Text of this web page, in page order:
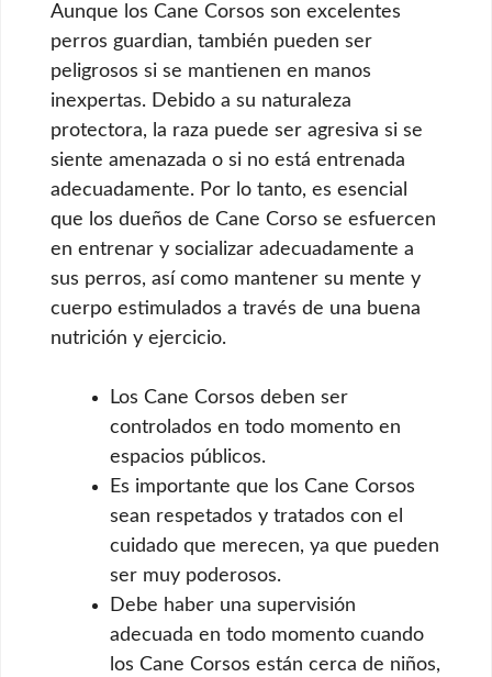
Aunque los Cane Corsos son excelentes
perros guardian, también pueden ser
peligrosos si se mantienen en manos
inexpertas. Debido a su naturaleza
protectora, la raza puede ser agresiva si se
siente amenazada o si no está entrenada
adecuadamente. Por lo tanto, es esencial
que los dueños de Cane Corso se esfuercen
en entrenar y socializar adecuadamente a
sus perros, así como mantener su mente y
cuerpo estimulados a través de una buena
nutrición y ejercicio.
Los Cane Corsos deben ser
controlados en todo momento en
espacios públicos.
Es importante que los Cane Corsos
sean respetados y tratados con el
cuidado que merecen, ya que pueden
ser muy poderosos.
Debe haber una supervisión
adecuada en todo momento cuando
los Cane Corsos están cerca de niños,